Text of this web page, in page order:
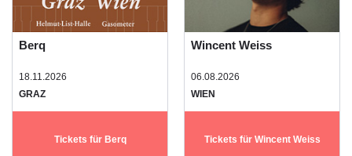
Berq
18.11.2026
GRAZ
Tickets für Berq
Wincent Weiss
06.08.2026
WIEN
Tickets für Wincent Weiss